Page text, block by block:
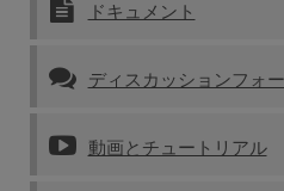
ドキュメント
ディスカッションフォ
動画とチュートリアル